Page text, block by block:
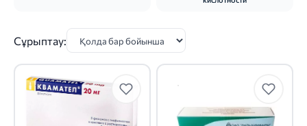
Сұрыптау: